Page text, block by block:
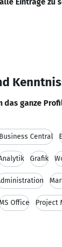
das ganze
Central
Grafik
Office Project